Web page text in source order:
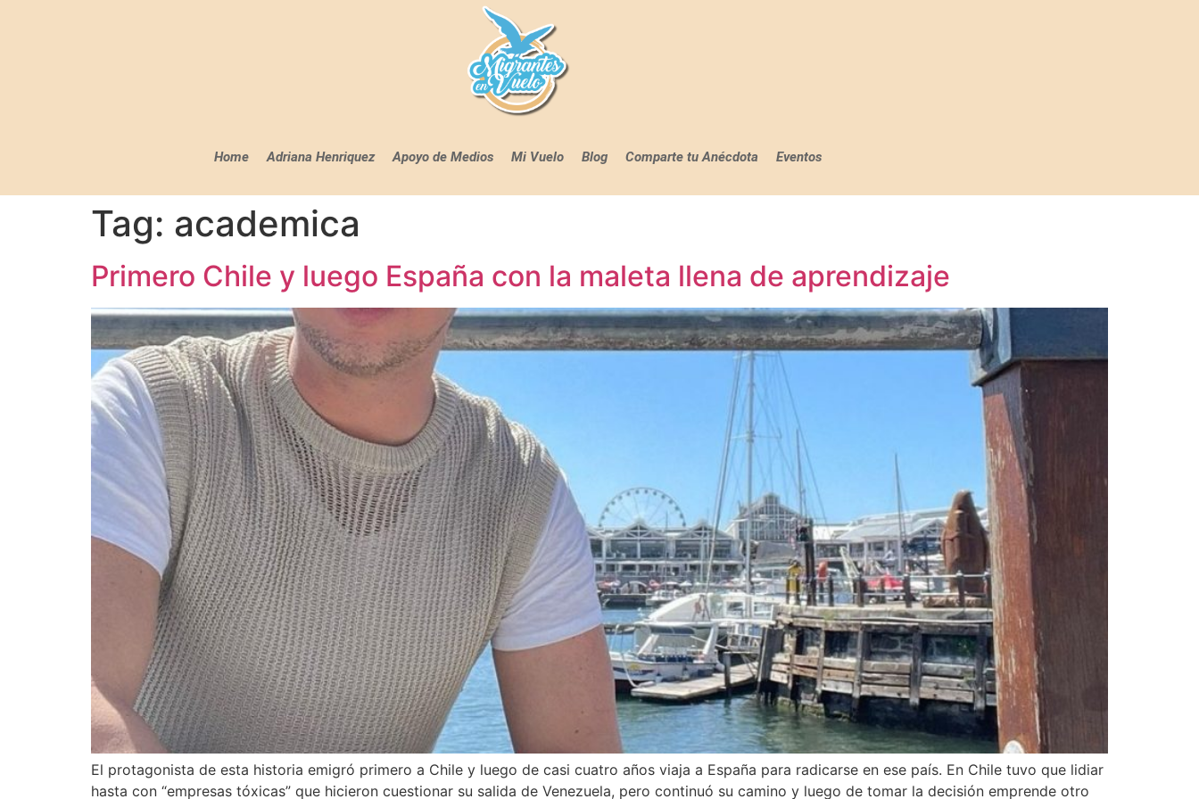
Home Adriana Henriquez Apoyo de Medios Mi Vuelo Blog Comparte tu Anécdota Eventos
Tag: academica
Primero Chile y luego España con la maleta llena de aprendizaje
El protagonista de esta historia emigró primero a Chile y luego de casi cuatro años viaja a España para radicarse en ese país. En Chile tuvo que lidiar
hasta con “empresas tóxicas” que hicieron cuestionar su salida de Venezuela, pero continuó su camino y luego de tomar la decisión emprende otro